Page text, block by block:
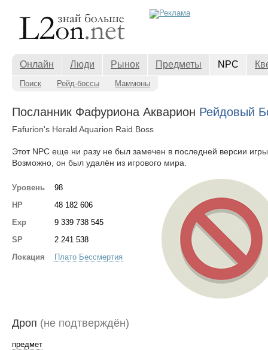
Онлайн Люди Рынок Предметы NPC
Поиск Рейд-боссы Маммоны
Посланник Фафуриона Акварион Рейдовый
Fafurion's Herald Aquarion Raid Boss
Этот NPC еще ни разу не был замечен в последней версии
Возможно, он был удалён из игрового мира.
Уровень
98
HP
48 182 606
Exp
9 339 738 545
SP
2 241 538
Локация
Плато Бессмертия
Дроп (не подтверждён)
предмет